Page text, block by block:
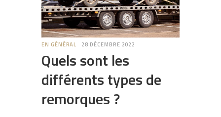
EN GÉNÉRAL 28 DÉCEMBRE 2022
Quels sont les
différents types de
remorques ?